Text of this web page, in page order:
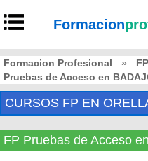
Formacion
Formacion Profesional »
Pruebas de Acceso en
CURSOS FP EN
FP Pruebas de Acceso